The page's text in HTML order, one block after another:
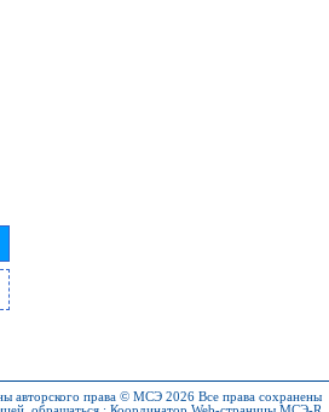
авторского права © МСЭ 2026 Все права сохранены